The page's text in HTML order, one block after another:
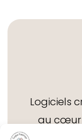
Logiciels
au cœur